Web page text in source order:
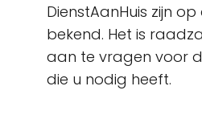
DienstAanHuis zijn
bekend. Het is
aan te vragen voor
die u nodig heeft.